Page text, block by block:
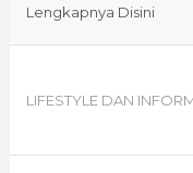
Lengkapnya Disini
LIFESTYLE DAN